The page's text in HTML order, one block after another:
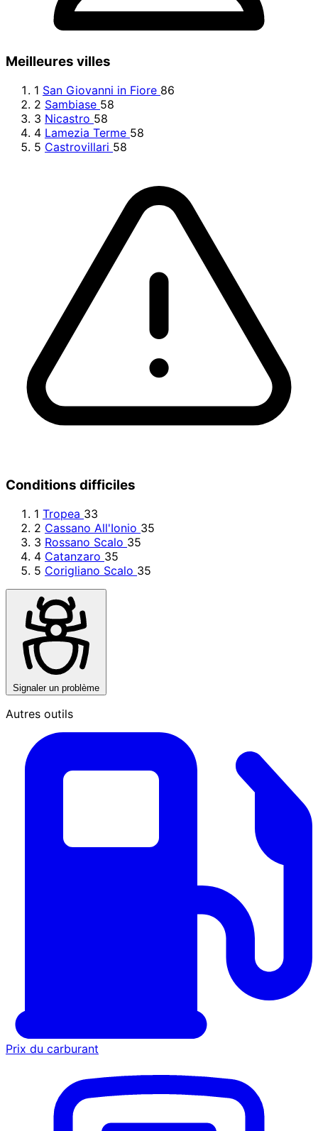
Meilleures villes
1 San Giovanni in Fiore 86
2 Sambiase 58
3 Nicastro 58
4 Lamezia Terme 58
5 Castrovillari 58
Conditions difficiles
1 Tropea 33
2 Cassano All'Ionio 35
3 Rossano Scalo 35
4 Catanzaro 35
5 Corigliano Scalo 35
Signaler un problème
Autres outils
Prix du carburant